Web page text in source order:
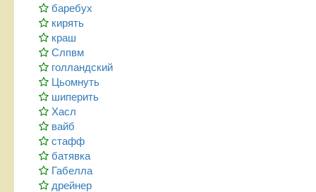
баребух
кирять
краш
Слпвм
голландский
Цьомнуть
шиперить
Хасл
вайб
стафф
батявка
Габелла
дрейнер